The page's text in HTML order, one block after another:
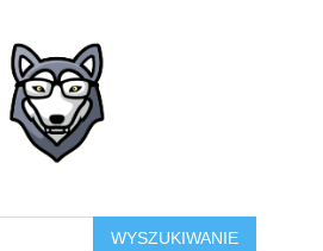
WYSZUKIWANIE